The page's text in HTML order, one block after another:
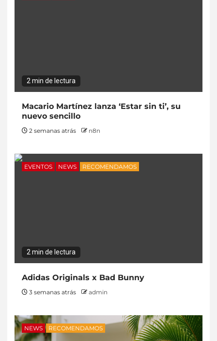
2 min de lectura
Macario Martínez lanza ‘Estar sin ti’, su
nuevo sencillo
2 semanas atrás n8n
EVENTOS NEWS RECOMENDAMOS
2 min de lectura
Adidas Originals x Bad Bunny
3 semanas atrás admin
NEWS RECOMENDAMOS